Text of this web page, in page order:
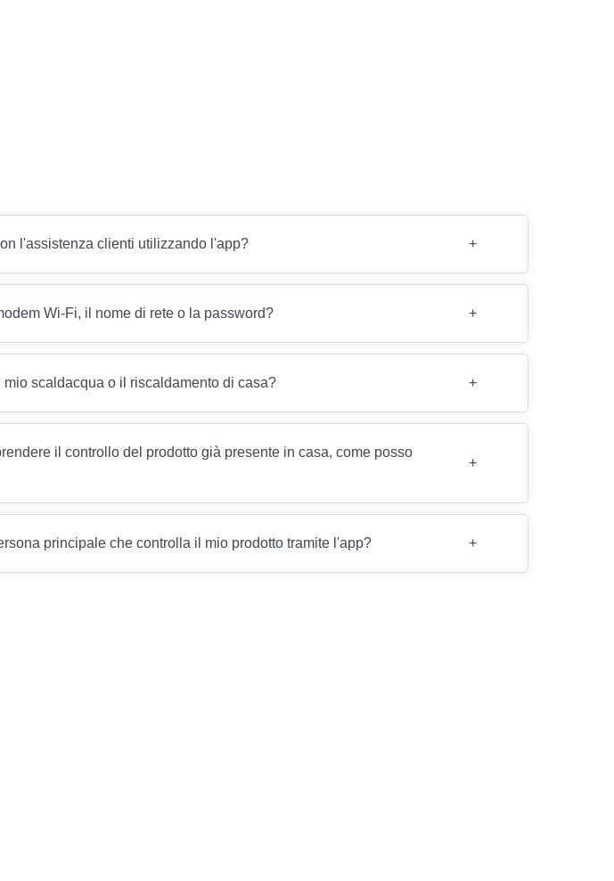
l'assistenza clienti utilizzando l'app? +
Wi-Fi, il nome di rete o la password? +
scaldacqua o il riscaldamento di casa? +
il controllo del prodotto già presente in casa, come posso
+
principale che controlla il mio prodotto tramite l'app? +